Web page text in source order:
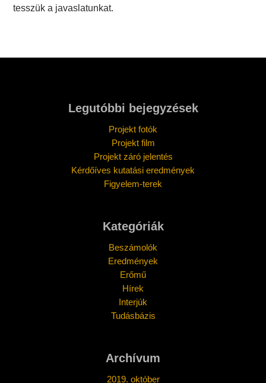
tesszük a javaslatunkat.
Legutóbbi bejegyzések
Projekt fotók
Projekt film
Projekt záró jelentés
Kérdőíves kutatási eredmények
Figyelem-terek
Kategóriák
Beszámolók
Eredmények
Erőmű
Hírek
Interjúk
Tudásbázis
Archívum
2019. október